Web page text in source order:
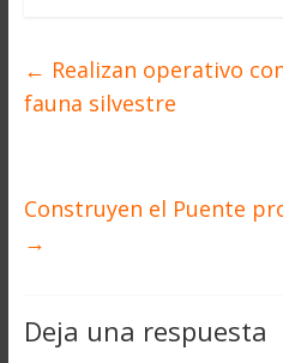
← Realizan operativo
fauna silvestre
Construyen el Puente
→
Deja una respuesta